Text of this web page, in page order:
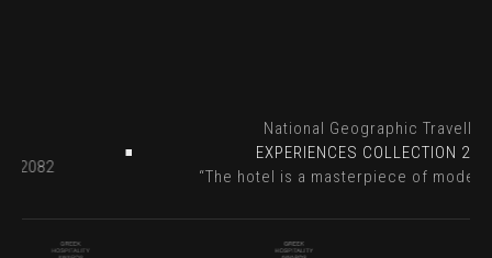
- 2082
National Geographic
EXPERIENCES COLLECTION
“The hotel is a masterpiece of